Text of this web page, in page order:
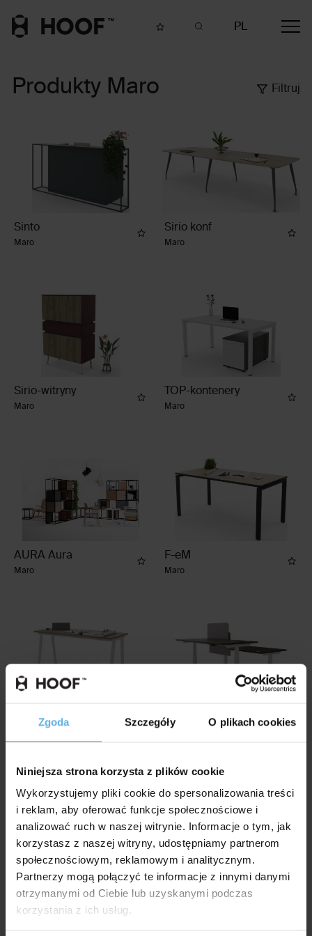
Zgoda Szczegóły O plikach cookies
Niniejsza strona korzysta z plików cookie
Wykorzystujemy pliki cookie do spersonalizowania treści
i reklam, aby oferować funkcje społecznościowe i
analizować ruch w naszej witrynie. Informacje o tym, jak
korzystasz z naszej witryny, udostępniamy partnerom
społecznościowym, reklamowym i analitycznym.
Partnerzy mogą połączyć te informacje z innymi danymi
otrzymanymi od Ciebie lub uzyskanymi podczas
korzystania z ich usług.
PL
Produkty Maro Filtruj
wyświetl
Sinto
Maro
Sirio konf
Maro
Sirio-witryny
Maro
TOP-kontenery
Maro
AURA Aura
Maro
F-eM
Maro
Idea A Lano E
K-eM
Maro
PRO-witryny
Maro